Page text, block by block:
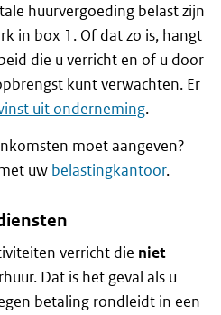
huurvergoeding belast zijn
in box 1. Of dat zo is, hangt
die u verricht en of u door
kunt verwachten. Er
uit onderneming.
moet aangeven?
uw belastingkantoor.
verricht die niet
Dat is het geval als u
betaling rondleidt in een